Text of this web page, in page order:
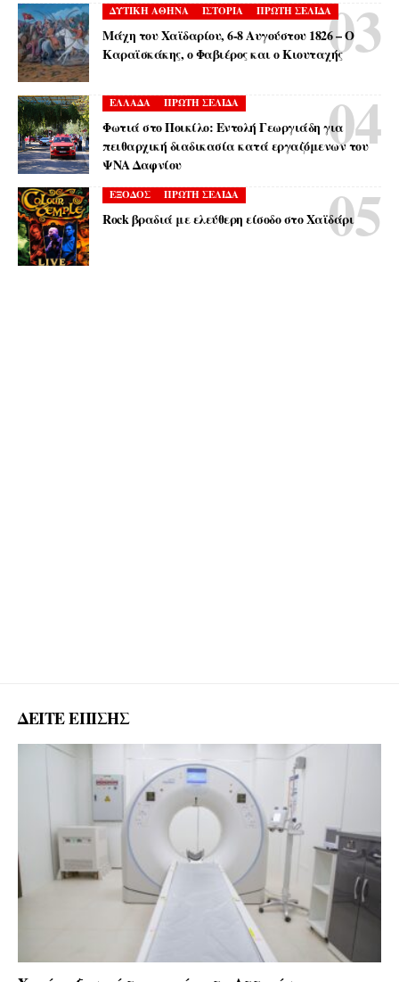
ΔΥΤΙΚΗ ΑΘΗΝΑ ΙΣΤΟΡΙΑ ΠΡΩΤΗ ΣΕΛΙΔΑ
Μάχη του Χαϊδαρίου, 6-8 Αυγούστου 1826 – Ο
Καραϊσκάκης, ο Φαβιέρος και ο Κιουταχής
ΕΛΛΑΔΑ ΠΡΩΤΗ ΣΕΛΙΔΑ
Φωτιά στο Ποικίλο: Εντολή Γεωργιάδη για
πειθαρχική διαδικασία κατά εργαζόμενων του
ΨΝΑ Δαφνίου
ΕΞΟΔΟΣ ΠΡΩΤΗ ΣΕΛΙΔΑ
Rock βραδιά με ελεύθερη είσοδο στο Χαϊδάρι
ΔΕΙΤΕ ΕΠΙΣΗΣ